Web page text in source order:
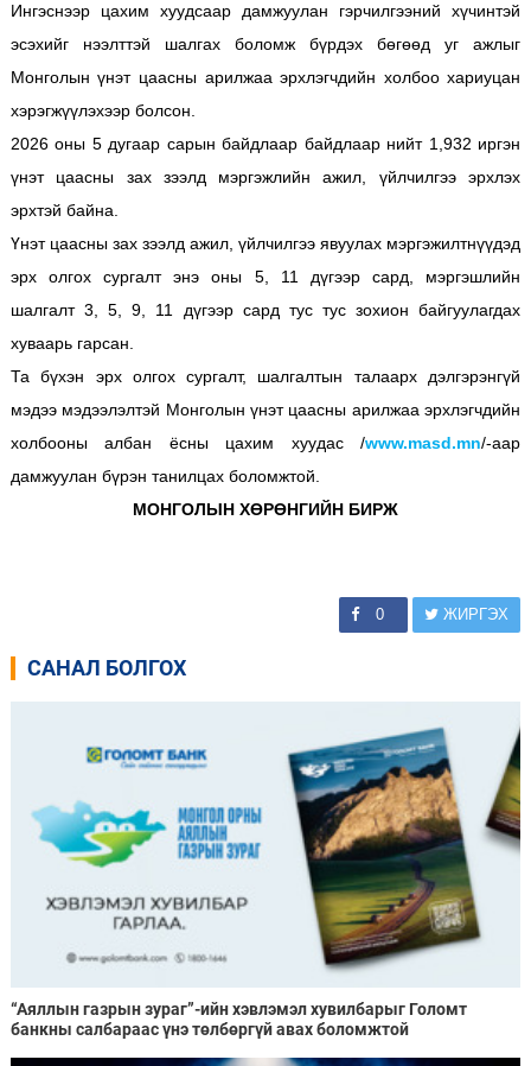
Ингэснээр цахим хуудсаар дамжуулан гэрчилгээний хүчинтэй
эсэхийг нээлттэй шалгах боломж бүрдэх бөгөөд уг ажлыг
Монголын үнэт цаасны арилжаа эрхлэгчдийн холбоо хариуцан
хэрэгжүүлэхээр болсон.
2026 оны 5 дугаар сарын байдлаар байдлаар нийт 1,932 иргэн
үнэт цаасны зах зээлд мэргэжлийн ажил, үйлчилгээ эрхлэх
эрхтэй байна.
Үнэт цаасны зах зээлд ажил, үйлчилгээ явуулах мэргэжилтнүүдэд
эрх олгох сургалт энэ оны 5, 11 дүгээр сард, мэргэшлийн
шалгалт 3, 5, 9, 11 дүгээр сард тус тус зохион байгуулагдах
хуваарь гарсан.
Та бүхэн эрх олгох сургалт, шалгалтын талаарх дэлгэрэнгүй
мэдээ мэдээлэлтэй Монголын үнэт цаасны арилжаа эрхлэгчдийн
холбооны албан ёсны цахим хуудас /www.masd.mn/-аар
дамжуулан бүрэн танилцах боломжтой.
МОНГОЛЫН ХӨРӨНГИЙН БИРЖ
0 ЖИРГЭХ
САНАЛ БОЛГОХ
“Аяллын газрын зураг”-ийн хэвлэмэл хувилбарыг Голомт
банкны салбараас үнэ төлбөргүй авах боломжтой